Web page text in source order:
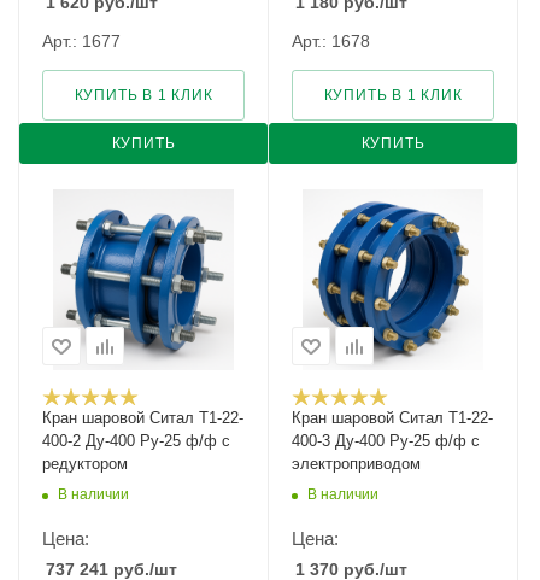
Арт.: 1677
КУПИТЬ
КУПИТЬ В 1 КЛИК
Арт.: 1678
КУПИТЬ
КУПИТЬ В 1 КЛИК
Кран шаровой Cитал T1-22-
400-2 Ду-400 Ру-25 ф/ф с
редуктором
В наличии
Цена:
737 241 руб./шт
Кран шаровой Cитал T1-22-
400-3 Ду-400 Ру-25 ф/ф с
электроприводом
В наличии
Цена:
1 370 руб./шт